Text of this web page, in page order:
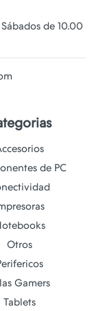
de 10.00
de PC
Otros
Gamers
Tablets